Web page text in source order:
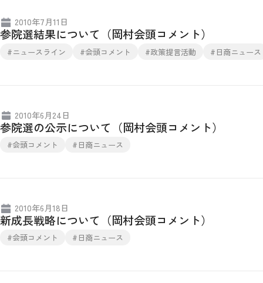
2010年7月11日
参院選結果について（岡村会頭コメント）
#ニュースライン #会頭コメント #政策提言活動 #日商ニュース
2010年6月24日
参院選の公示について（岡村会頭コメント）
#会頭コメント #日商ニュース
2010年6月18日
新成長戦略について（岡村会頭コメント）
#会頭コメント #日商ニュース